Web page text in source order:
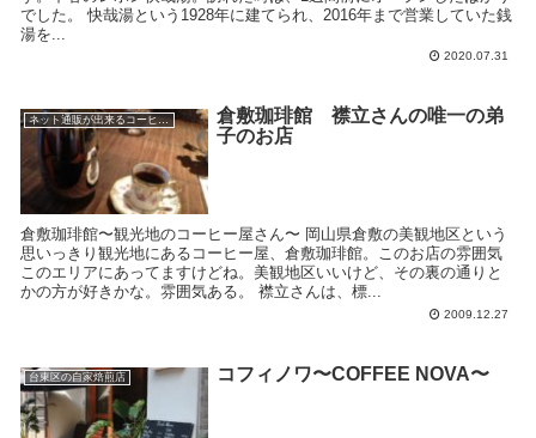
でした。 快哉湯という1928年に建てられ、2016年まで営業していた銭
湯を...
2020.07.31
ネット通販が出来るコーヒー屋
倉敷珈琲館 襟立さんの唯一の弟
子のお店
倉敷珈琲館〜観光地のコーヒー屋さん〜 岡山県倉敷の美観地区という
思いっきり観光地にあるコーヒー屋、倉敷珈琲館。このお店の雰囲気
このエリアにあってますけどね。美観地区いいけど、その裏の通りと
かの方が好きかな。雰囲気ある。 襟立さんは、標...
2009.12.27
台東区の自家焙煎店 コフィノワ〜COFFEE NOVA〜